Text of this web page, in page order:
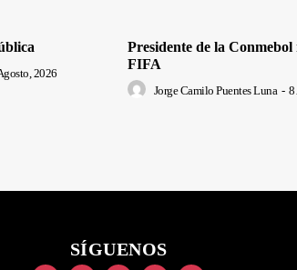
2026
Presidente de la Conmebol
FIFA
Jorge Camilo Puentes Luna - 8
SÍGUENOS